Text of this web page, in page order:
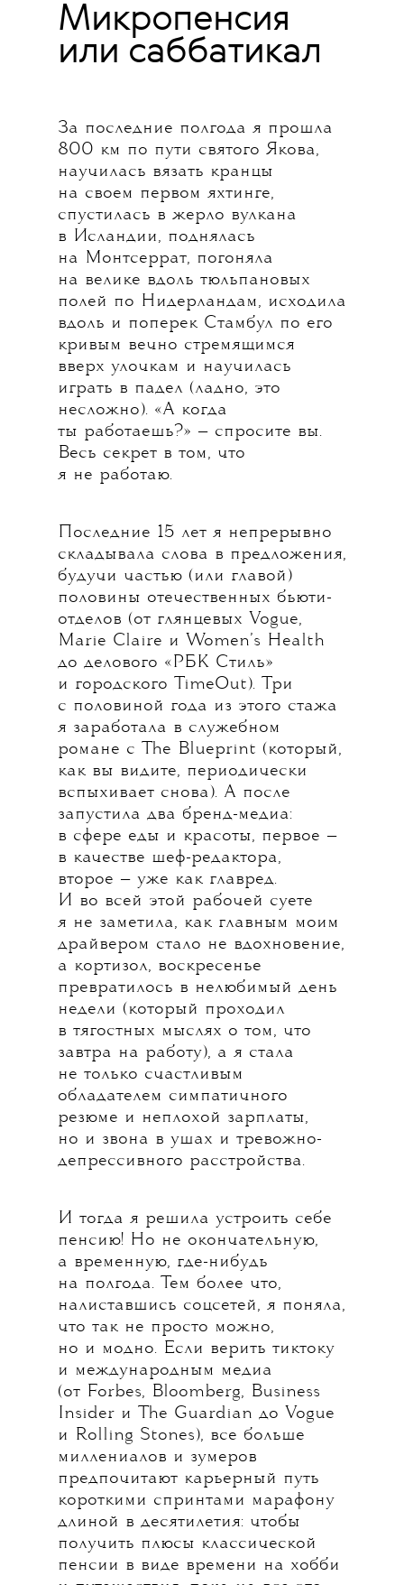
Микропенсия
или саббатикал
За последние полгода я прошла
800 км по пути святого Якова,
научилась вязать кранцы
на своем первом яхтинге,
спустилась в жерло вулкана
в Исландии, поднялась
на Монтсеррат, погоняла
на велике вдоль тюльпановых
полей по Нидерландам, исходила
вдоль и поперек Стамбул по его
кривым вечно стремящимся
вверх улочкам и научилась
играть в падел (ладно, это
несложно). «А когда
ты работаешь?» — спросите вы.
Весь секрет в том, что
я не работаю.
Последние 15 лет я непрерывно
складывала слова в предложения,
будучи частью (или главой)
половины отечественных бьюти-
отделов (от глянцевых Vogue,
Marie Claire и Women’s Health
до делового «РБК Стиль»
и городского TimeOut). Три
с половиной года из этого стажа
я заработала в служебном
романе с The Blueprint (который,
как вы видите, периодически
вспыхивает снова). А после
запустила два бренд-медиа:
в сфере еды и красоты, первое —
в качестве шеф-редактора,
второе — уже как главред.
И во всей этой рабочей суете
я не заметила, как главным моим
драйвером стало не вдохновение,
а кортизол, воскресенье
превратилось в нелюбимый день
недели (который проходил
в тягостных мыслях о том, что
завтра на работу), а я стала
не только счастливым
обладателем симпатичного
резюме и неплохой зарплаты,
но и звона в ушах и тревожно-
депрессивного расстройства.
И тогда я решила устроить себе
пенсию! Но не окончательную,
а временную, где-нибудь
на полгода. Тем более что,
налиставшись соцсетей, я поняла,
что так не просто можно,
но и модно. Если верить тиктоку
и международным медиа
(от Forbes, Bloomberg, Business
Insider и The Guardian до Vogue
и Rolling Stones), все больше
миллениалов и зумеров
предпочитают карьерный путь
короткими спринтами марафону
длиной в десятилетия: чтобы
получить плюсы классической
пенсии в виде времени на хобби